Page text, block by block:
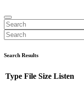
Search Results
Type File Size Listen